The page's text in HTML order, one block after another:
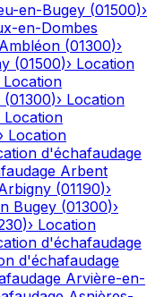
en-Bugey (01500)›
en-Dombes
Ambléon (01300)›
(01500)› Location
Location
(01300)› Location
Location
› Location
d'échafaudage
Arbent
(01190)›
Bugey (01300)›
)› Location
d'échafaudage
d'échafaudage
Arvière-en-